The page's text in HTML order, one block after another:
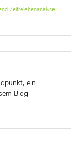
Zeitreiehenanalyse
ein
Blog